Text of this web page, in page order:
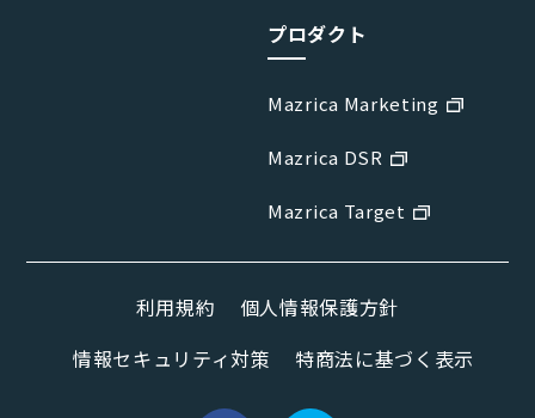
プロダクト
Mazrica Marketing
Mazrica DSR
Mazrica Target
利用規約
個人情報保護方針
情報セキュリティ対策
特商法に基づく表示